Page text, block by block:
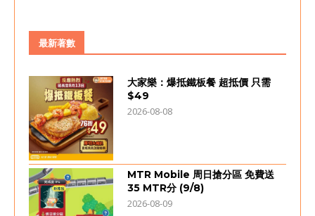
最新著數
大家樂：爆抵鐵板餐 超抵價 只需
$49
2026-08-08
MTR Mobile 周日搶分區 免費送
35 MTR分 (9/8)
2026-08-09